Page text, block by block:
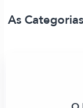
As Categorias